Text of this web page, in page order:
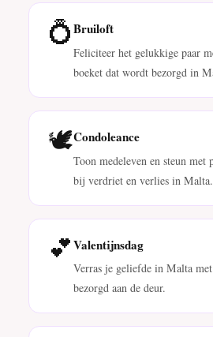
💍Bruiloft
Feliciteer het gelukkige paar
boeket dat wordt bezorgd in
🕊️Condoleance
Toon medeleven en steun met
bij verdriet en verlies in Malta.
💕Valentijnsdag
Verras je geliefde in Malta
bezorgd aan de deur.